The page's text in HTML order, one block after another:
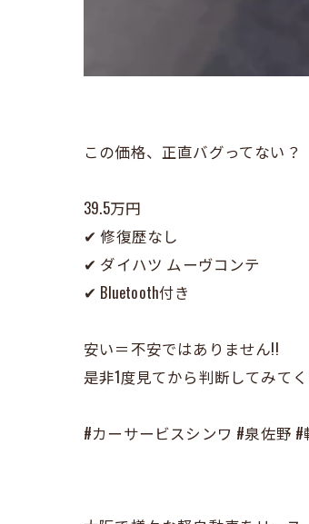
この価格、正直バグってない？
39.5万円
✔︎ 修復歴なし
✔︎ ダイハツ ムーヴコンテ
✔︎ Bluetooth付き
安い＝不安ではありません!!
是非1度見てから判断してみて
#カーサービスシンワ #泉佐野